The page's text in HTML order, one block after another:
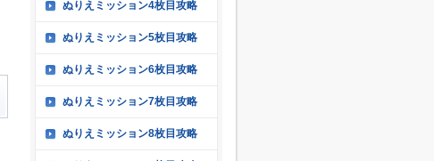
ぬりえミッション4枚目攻略
ぬりえミッション5枚目攻略
ぬりえミッション6枚目攻略
ぬりえミッション7枚目攻略
ぬりえミッション8枚目攻略